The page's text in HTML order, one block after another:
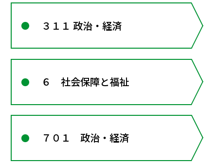
３１１ 政治・経済
６ 社会保障と福祉
７０１ 政治・経済